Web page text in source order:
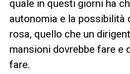
quale in questi giorni ha
autonomia e la possibilità
rosa, quello che un
mansioni dovrebbe fare e
fare.